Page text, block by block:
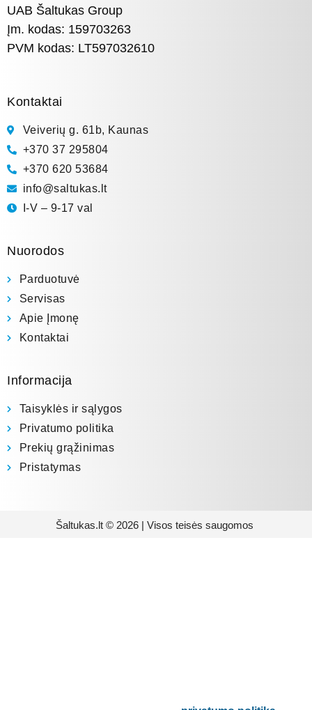
UAB Šaltukas Group
Įm. kodas: 159703263
PVM kodas: LT597032610
Kontaktai
Veiverių g. 61b, Kaunas
+370 37 295804
+370 620 53684
info@saltukas.lt
I-V – 9-17 val
Nuorodos
Parduotuvė
Servisas
Apie Įmonę
Kontaktai
Informacija
Taisyklės ir sąlygos
Privatumo politika
Prekių grąžinimas
Pristatymas
Šaltukas.lt © 2026 | Visos teisės saugomos